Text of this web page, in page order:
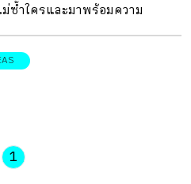
ซ้ำใครและมาพร้อมความ
1